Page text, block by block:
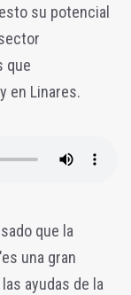
su potencial
que
en Linares.
que la
una gran
ayudas de la